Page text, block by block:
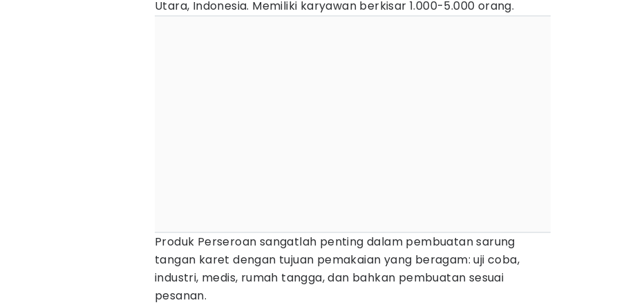
Utara, Indonesia. Memiliki karyawan berkisar 1.000-5.000 orang.
Produk Perseroan sangatlah penting dalam pembuatan sarung
tangan karet dengan tujuan pemakaian yang beragam: uji coba,
industri, medis, rumah tangga, dan bahkan pembuatan sesuai
pesanan.